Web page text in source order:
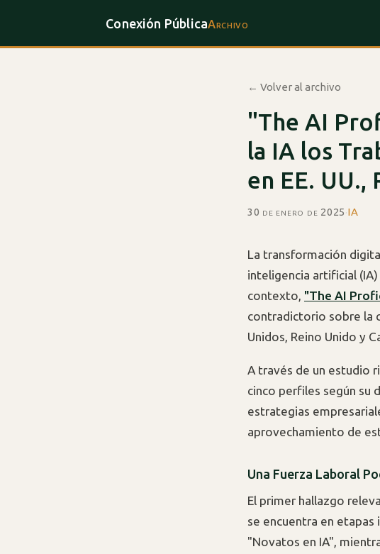
Conexión PúblicaArchivo
← Volver al archivo
"The AI
la IA los
en EE. UU.,
30 de enero de 2025·IA
La transformación
inteligencia artificial
contexto, "The AI
contradictorio sobre la
Unidos, Reino Unido y
A través de un estudio
cinco perfiles según su
estrategias
aprovechamiento de
Una Fuerza Laboral
El primer hallazgo
se encuentra en etapas
"Novatos en IA",